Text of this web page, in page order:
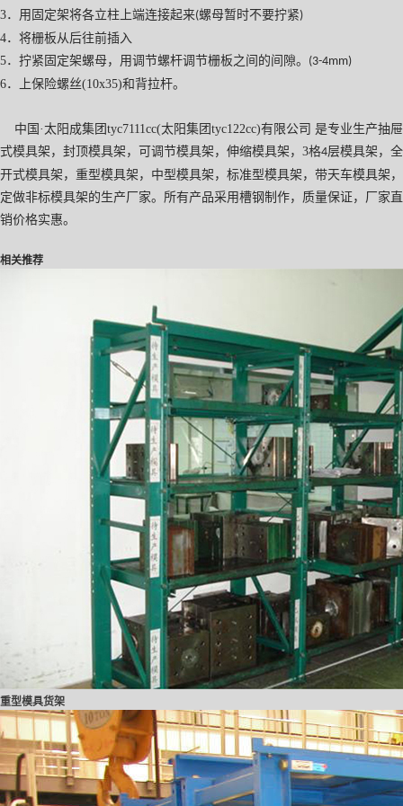
3．用固定架将各立柱上端连接起来(螺母暂时不要拧紧)
4．将栅板从后往前插入
5．拧紧固定架螺母，用调节螺杆调节栅板之间的间隙。 (3-4mm)
6．上保险螺丝(10x35)和背拉杆。
中国·太阳成集团tyc7111cc(太阳集团tyc122cc)有限公司 是专业生产抽屉
式模具架，封顶模具架，可调节模具架，伸缩模具架， 3格4层模具架，全
开式模具架，重型模具架，中型模具架，标准型模具架，带天车模具架，
定做非标模具架的生产厂家。所有产品采用槽钢制作，质量保证，厂家直
销价格实惠。
相关推荐
重型模具货架